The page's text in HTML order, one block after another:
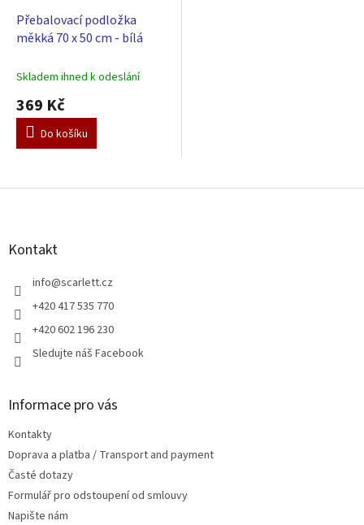
Přebalovací podložka
měkká 70 x 50 cm - bílá
Skladem ihned k odeslání
369 Kč
Do košíku
Z
Kontakt
info@scarlett.cz
+420 417 535 770
+420 602 196 230
Sledujte náš Facebook
Informace pro vás
Kontakty
Doprava a platba / Transport and payment
Časté dotazy
Formulář pro odstoupení od smlouvy
Napište nám